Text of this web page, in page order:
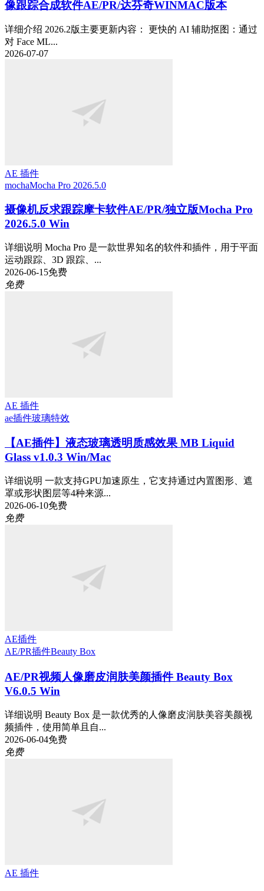
像跟踪合成软件AE/PR/达芬奇WINMAC版本
详细介绍 2026.2版主要更新内容： 更快的 AI 辅助抠图：通过
对 Face ML...
2026-07-07
AE 插件
mochaMocha Pro 2026.5.0
摄像机反求跟踪摩卡软件AE/PR/独立版Mocha Pro
2026.5.0 Win
详细说明 Mocha Pro 是一款世界知名的软件和插件，用于平面
运动跟踪、3D 跟踪、...
2026-06-15免费
免费
AE 插件
ae插件玻璃特效
【AE插件】液态玻璃透明质感效果 MB Liquid
Glass v1.0.3 Win/Mac
详细说明 一款支持GPU加速原生，它支持通过内置图形、遮
罩或形状图层等4种来源...
2026-06-10免费
免费
AE插件
AE/PR插件Beauty Box
AE/PR视频人像磨皮润肤美颜插件 Beauty Box
V6.0.5 Win
详细说明 Beauty Box 是一款优秀的人像磨皮润肤美容美颜视
频插件，使用简单且自...
2026-06-04免费
免费
AE 插件